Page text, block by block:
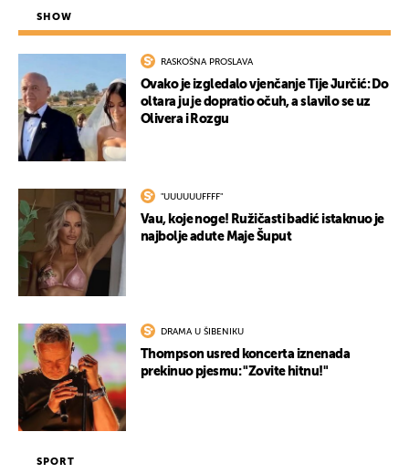
SHOW
RASKOŠNA PROSLAVA
Ovako je izgledalo vjenčanje Tije Jurčić: Do
oltara ju je dopratio očuh, a slavilo se uz
Olivera i Rozgu
"UUUUUUFFFF"
Vau, koje noge! Ružičasti badić istaknuo je
najbolje adute Maje Šuput
DRAMA U ŠIBENIKU
Thompson usred koncerta iznenada
prekinuo pjesmu: "Zovite hitnu!"
SPORT